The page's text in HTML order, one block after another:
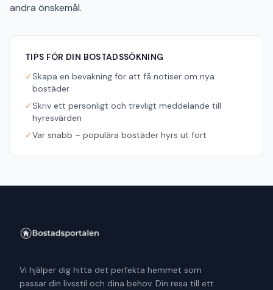
andra önskemål.
TIPS FÖR DIN BOSTADSSÖKNING
✓Skapa en bevakning för att få notiser om nya
bostäder
✓Skriv ett personligt och trevligt meddelande till
hyresvärden
✓Var snabb – populära bostäder hyrs ut fort
Vi hjälper dig hitta det perfekta hemmet som
passar din livsstil och dina behov. Din resa till ett